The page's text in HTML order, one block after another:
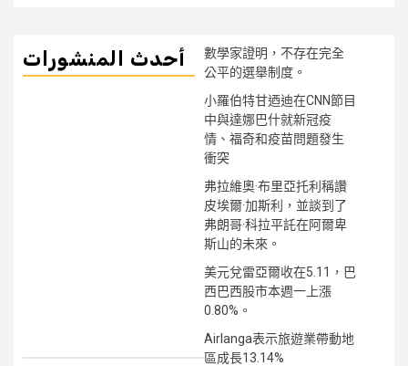
أحدث المنشورات
數學家證明，不存在完全
公平的選舉制度。
小羅伯特甘迺迪在CNN節目
中與達娜巴什就新冠疫
情、福奇和疫苗問題發生
衝突
弗拉維奧·布里亞托利稱讚
皮埃爾·加斯利，並談到了
弗朗哥·科拉平託在阿爾卑
斯山的未來。
美元兌雷亞爾收在5.11，巴
西巴西股市本週一上漲
0.80%。
Airlanga表示旅遊業帶動地
區成長13.14%